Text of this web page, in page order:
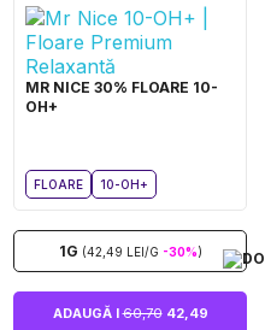
MR NICE 30% FLOARE 10-
OH+
FLOARE 10-OH+
1G (42,49 LEI/G -30%)
ADAUGĂ I60,7042,49